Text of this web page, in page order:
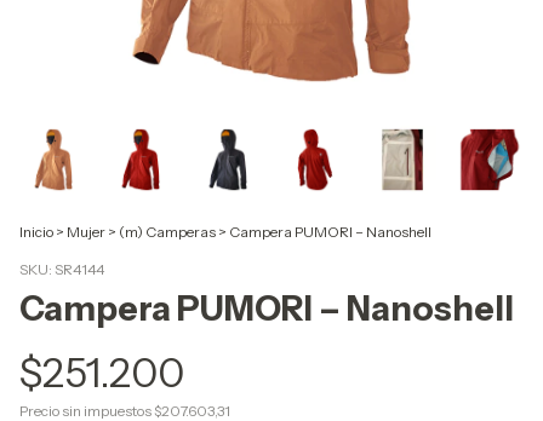
Inicio > Mujer > (m) Camperas > Campera PUMORI – Nanoshell
SKU: SR4144
Campera PUMORI – Nanoshell
$251.200
Precio sin impuestos $207.603,31